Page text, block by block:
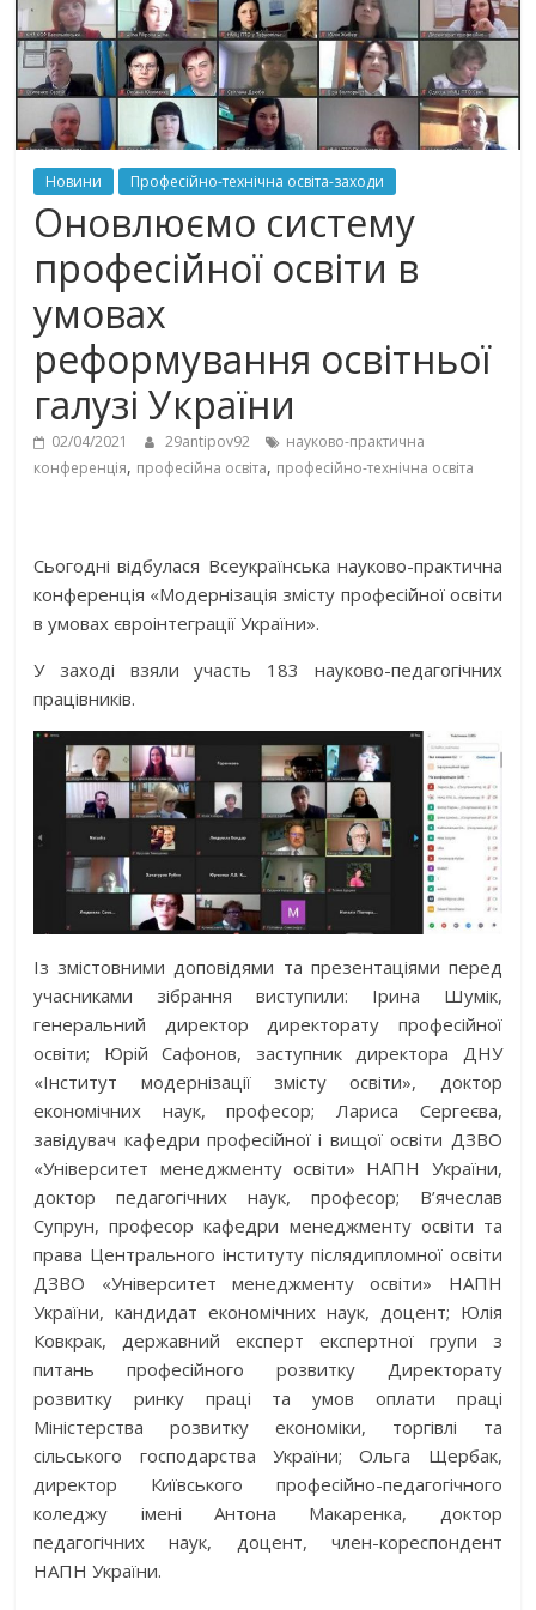
Новини Професійно-технічна освіта-заходи
Оновлюємо систему
професійної освіти в
умовах
реформування освітньої
галузі України
02/04/2021 29antipov92
науково-практична
конференція, професійна освіта, професійно-технічна освіта
Сьогодні відбулася Всеукраїнська науково-практична
конференція «Модернізація змісту професійної освіти
в умовах євроінтеграції України».
У заході взяли участь 183 науково-педагогічних
працівників.
Із змістовними доповідями та презентаціями перед
учасниками зібрання виступили: Ірина Шумік,
генеральний директор директорату професійної
освіти;
Юрій Сафонов,
заступник директора ДНУ
«Інститут модернізації змісту освіти»,
доктор
економічних наук, професор;
Лариса
Сергеєва,
завідувач кафедри професійної і вищої освіти ДЗВО
«Університет менеджменту освіти» НАПН України,
доктор педагогічних наук, професор;
В’ячеслав
Супрун, професор кафедри менеджменту освіти та
права Центрального інституту післядипломної освіти
ДЗВО «Університет менеджменту освіти» НАПН
України, кандидат економічних наук, доцент; Юлія
Ковкрак, державний експерт експертної групи з
питань професійного розвитку Директорату
розвитку ринку праці та умов оплати праці
Міністерства розвитку економіки, торгівлі та
сільського господарства України;Ольга Щербак,
директор Київського професійно-педагогічного
коледжу імені Антона Макаренка, доктор
педагогічних наук, доцент, член-кореспондент
НАПН України.